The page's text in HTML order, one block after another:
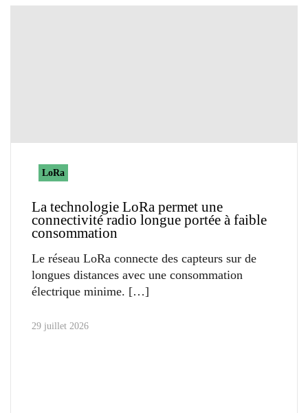
LoRa
La technologie LoRa permet une
connectivité radio longue portée à faible
consommation
Le réseau LoRa connecte des capteurs sur de
longues distances avec une consommation
électrique minime.
29 juillet 2026